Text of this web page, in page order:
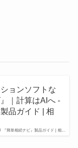
『簡単相続ナビ』製品ガイド | 相...
ョンソフトな
｜計算はAIへ -
品ガイド | 相